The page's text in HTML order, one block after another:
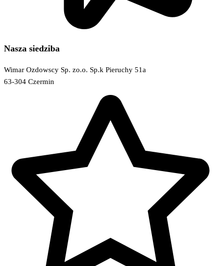
Nasza siedziba
Wimar Ozdowscy Sp. zo.o. Sp.k Pieruchy 51a
63-304 Czermin